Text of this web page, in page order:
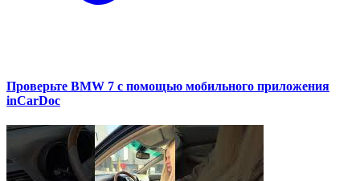
Проверьте BMW 7 с помощью мобильного приложения
inCarDoc